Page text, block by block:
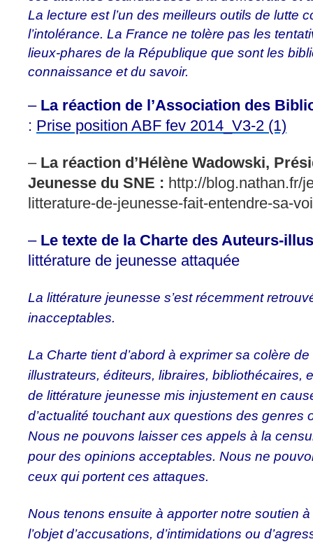
La lecture est l’un des meilleurs outils de lutte
l’intolérance. La France ne tolère pas les
lieux-phares de la République que sont les
connaissance et du savoir.
– La réaction de l’Association des
: Prise position ABF fev 2014_V3-2 (1)
– La réaction d’Hélène Wadowski,
Jeunesse du SNE : http://blog.nathan.fr/
litterature-de-jeunesse-fait-entendre-sa-
– Le texte de la Charte des Auteurs-
littérature de jeunesse attaquée
La littérature jeunesse s’est récemment
inacceptables.
La Charte tient d’abord à exprimer sa colère
illustrateurs, éditeurs, libraires, bibliothécaires,
de littérature jeunesse mis injustement en
d’actualité touchant aux questions des genres
Nous ne pouvons laisser ces appels à la
pour des opinions acceptables. Nous ne
ceux qui portent ces attaques.
Nous tenons ensuite à apporter notre soutien
l’objet d’accusations, d’intimidations ou